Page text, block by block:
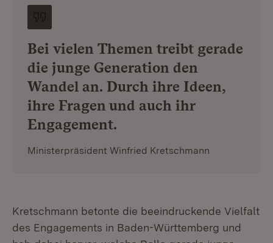
Bei vielen Themen treibt gerade
die junge Generation den
Wandel an. Durch ihre Ideen,
ihre Fragen und auch ihr
Engagement.
Ministerpräsident Winfried Kretschmann
Kretschmann betonte die beeindruckende Vielfalt
des Engagements in Baden-Württemberg und